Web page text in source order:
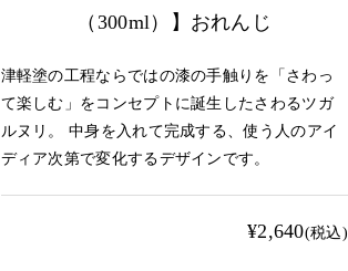
（300ml）】おれんじ
津軽塗の工程ならではの漆の手触りを「さわっ
て楽しむ」をコンセプトに誕生したさわるツガ
ルヌリ。 中身を入れて完成する、使う人のアイ
ディア次第で変化するデザインです。
¥2,640(税込)